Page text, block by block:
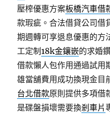
壓榨優惠方案板橋汽車借
款瑕疵。合法借貸公司借
期週轉可享退息優惠的方
工定制18k金鑲嵌的求婚
借款懶人包作用通過試用
雄當舖費用成功換現金目
台北借款原則提供多項借
是碟盤損壞需要換剎車片